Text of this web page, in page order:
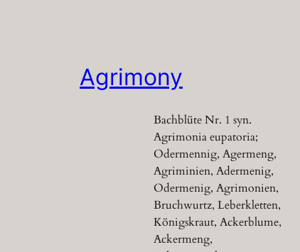
Agrimony
Bachblüte Nr. 1 syn.
Agrimonia eupatoria;
Odermennig, Agermeng,
Agriminien, Adermenig,
Odermenig, Agrimonien,
Bruchwurtz, Leberkletten,
Königskraut, Ackerblume,
Ackermeng,